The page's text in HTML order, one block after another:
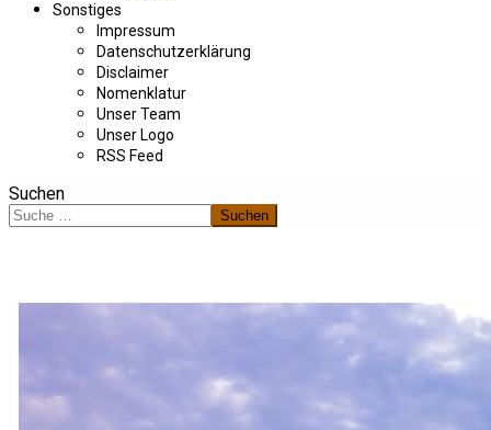
Sonstiges
Impressum
Datenschutzerklärung
Disclaimer
Nomenklatur
Unser Team
Unser Logo
RSS Feed
Suchen
Suchen